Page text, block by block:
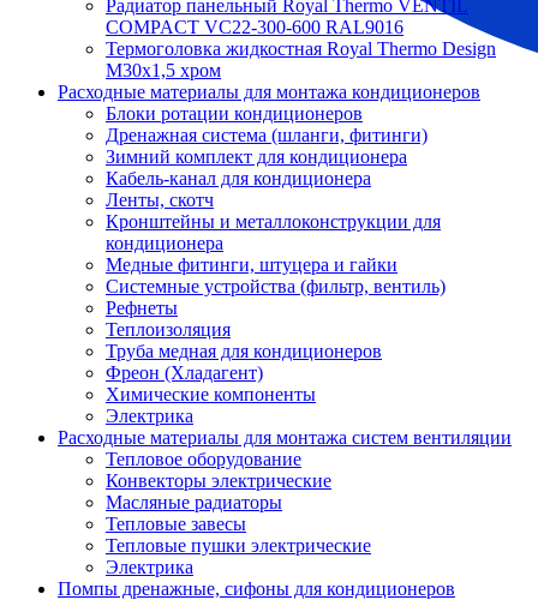
Радиатор панельный Royal Thermo VENTIL
COMPACT VC22-300-600 RAL9016
Термоголовка жидкостная Royal Thermo Design
M30х1,5 хром
Расходные материалы для монтажа кондиционеров
Блоки ротации кондиционеров
Дренажная система (шланги, фитинги)
Зимний комплект для кондиционера
Кабель-канал для кондиционера
Ленты, скотч
Кронштейны и металлоконструкции для
кондиционера
Медные фитинги, штуцера и гайки
Системные устройства (фильтр, вентиль)
Рефнеты
Теплоизоляция
Труба медная для кондиционеров
Фреон (Хладагент)
Химические компоненты
Электрика
Расходные материалы для монтажа систем вентиляции
Тепловое оборудование
Конвекторы электрические
Масляные радиаторы
Тепловые завесы
Тепловые пушки электрические
Электрика
Помпы дренажные, сифоны для кондиционеров